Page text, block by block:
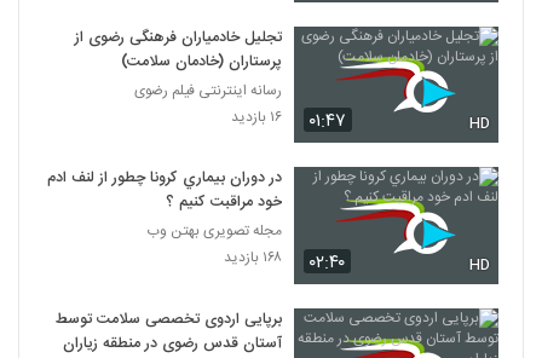
۰۱:۴۷ HD
تجلیل خادمیاران فرهنگی رضوی از
پرستاران (خادمان سلامت)
رسانه اینترنتی فیلم رضوی
۱۶ بازدید
۰۲:۴۰ HD
در دوران بيماري كرونا چطور از لنف ادم
خود مراقبت كنيم ؟
مجله تصویری بهتن وب
۱۶۸ بازدید
برپایی اردوی تخصصی سلامت توسط
آستان قدس رضوی در منطقه زیاران